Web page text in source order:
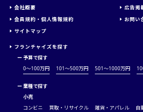
会社概要
広告掲
会員規約・個人情報規約
お問い
サイトマップ
フランチャイズを探す
ー 予算で探す
0～100万円
101～500万円 501～1000万円
ー 業種で探す
小売
コンビニ
買取・リサイクル 雑貨・アパレル 自